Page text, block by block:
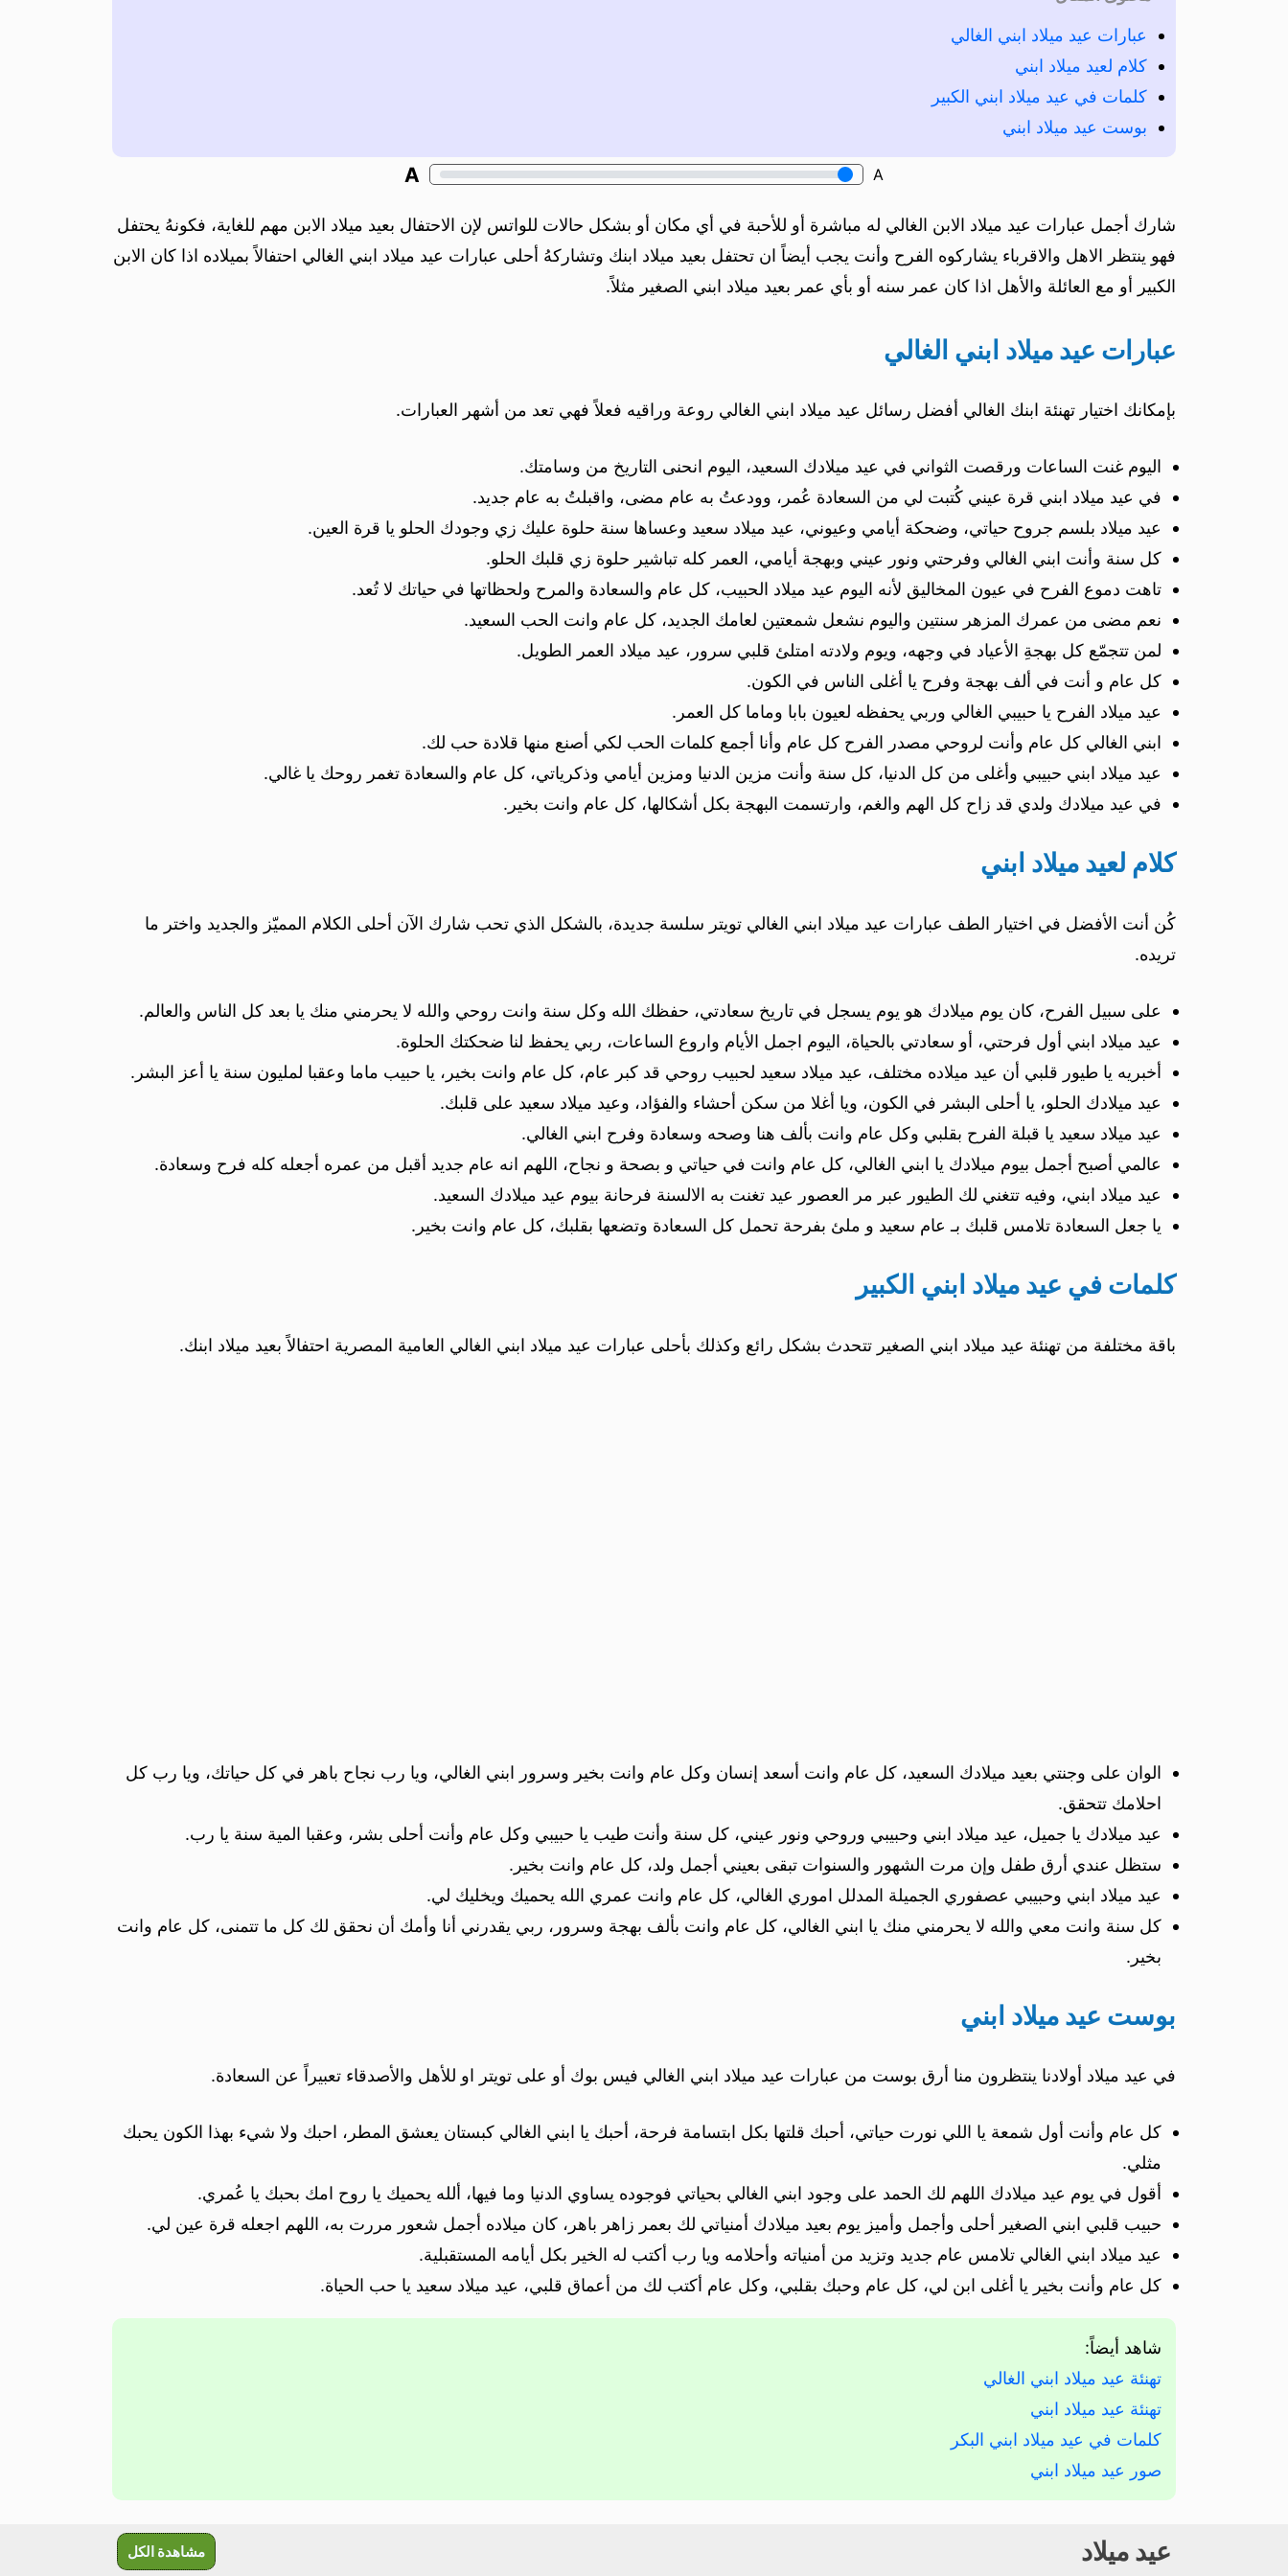
عبارات عيد ميلاد ابني الغالي
كلام لعيد ميلاد ابني
كلمات في عيد ميلاد ابني الكبير
بوست عيد ميلاد ابني
A
A
شارك أجمل عبارات عيد ميلاد الابن الغالي له مباشرة أو للأحبة في أي مكان أو بشكل حالات للواتس لإن الاحتفال بعيد ميلاد الابن مهم للغاية، فكونهُ يحتفل
فهو ينتظر الاهل والاقرباء يشاركوه الفرح وأنت يجب أيضاً ان تحتفل بعيد ميلاد ابنك وتشاركهُ أحلى عبارات عيد ميلاد ابني الغالي احتفالاً بميلاده اذا كان الابن
الكبير أو مع العائلة والأهل اذا كان عمر سنه أو بأي عمر بعيد ميلاد ابني الصغير مثلاً.
عبارات عيد ميلاد ابني الغالي
بإمكانك اختيار تهنئة ابنك الغالي أفضل رسائل عيد ميلاد ابني الغالي روعة وراقيه فعلاً فهي تعد من أشهر العبارات.
اليوم غنت الساعات ورقصت الثواني في عيد ميلادك السعيد، اليوم انحنى التاريخ من وسامتك.
في عيد ميلاد ابني قرة عيني كُتبت لي من السعادة عُمر، وودعتُ به عام مضى، واقبلتُ به عام جديد.
عيد ميلاد بلسم جروح حياتي، وضحكة أيامي وعيوني، عيد ميلاد سعيد وعساها سنة حلوة عليك زي وجودك الحلو يا قرة العين.
كل سنة وأنت ابني الغالي وفرحتي ونور عيني وبهجة أيامي، العمر كله تباشير حلوة زي قلبك الحلو.
تاهت دموع الفرح في عيون المخاليق لأنه اليوم عيد ميلاد الحبيب، كل عام والسعادة والمرح ولحظاتها في حياتك لا تُعد.
نعم مضى من عمرك المزهر سنتين واليوم نشعل شمعتين لعامك الجديد، كل عام وانت الحب السعيد.
لمن تتجمّع كل بهجةِ الأعياد في وجهه، ويوم ولادته امتلئ قلبي سرور، عيد ميلاد العمر الطويل.
كل عام و أنت في ألف بهجة وفرح يا أغلى الناس في الكون.
عيد ميلاد الفرح يا حبيبي الغالي وربي يحفظه لعيون بابا وماما كل العمر.
ابني الغالي كل عام وأنت لروحي مصدر الفرح كل عام وأنا أجمع كلمات الحب لكي أصنع منها قلادة حب لك.
عيد ميلاد ابني حبيبي وأغلى من كل الدنيا، كل سنة وأنت مزين الدنيا ومزين أيامي وذكرياتي، كل عام والسعادة تغمر روحك يا غالي.
في عيد ميلادك ولدي قد زاح كل الهم والغم، وارتسمت البهجة بكل أشكالها، كل عام وانت بخير.
كلام لعيد ميلاد ابني
كُن أنت الأفضل في اختيار الطف عبارات عيد ميلاد ابني الغالي تويتر سلسة جديدة، بالشكل الذي تحب شارك الآن أحلى الكلام المميّز والجديد واختر ما
تريده.
على سبيل الفرح، كان يوم ميلادك هو يوم يسجل في تاريخ سعادتي، حفظك الله وكل سنة وانت روحي والله لا يحرمني منك يا بعد كل الناس والعالم.
عيد ميلاد ابني أول فرحتي، أو سعادتي بالحياة، اليوم اجمل الأيام واروع الساعات، ربي يحفظ لنا ضحكتك الحلوة.
أخبريه يا طيور قلبي أن عيد ميلاده مختلف، عيد ميلاد سعيد لحبيب روحي قد كبر عام، كل عام وانت بخير، يا حبيب ماما وعقبا لمليون سنة يا أعز البشر.
عيد ميلادك الحلو، يا أحلى البشر في الكون، ويا أغلا من سكن أحشاء والفؤاد، وعيد ميلاد سعيد على قلبك.
عيد ميلاد سعيد يا قبلة الفرح بقلبي وكل عام وانت بألف هنا وصحه وسعادة وفرح ابني الغالي.
عالمي أصبح أجمل بيوم ميلادك يا ابني الغالي، كل عام وانت في حياتي و بصحة و نجاح، اللهم انه عام جديد أقبل من عمره أجعله كله فرح وسعادة.
عيد ميلاد ابني، وفيه تتغني لك الطيور عبر مر العصور عيد تغنت به الالسنة فرحانة بيوم عيد ميلادك السعيد.
يا جعل السعادة تلامس قلبك بـ عام سعيد و ملئ بفرحة تحمل كل السعادة وتضعها بقلبك، كل عام وانت بخير.
كلمات في عيد ميلاد ابني الكبير
باقة مختلفة من تهنئة عيد ميلاد ابني الصغير تتحدث بشكل رائع وكذلك بأحلى عبارات عيد ميلاد ابني الغالي العامية المصرية احتفالاً بعيد ميلاد ابنك.
الوان على وجنتي بعيد ميلادك السعيد، كل عام وانت أسعد إنسان وكل عام وانت بخير وسرور ابني الغالي، ويا رب نجاح باهر في كل حياتك، ويا رب كل
احلامك تتحقق.
عيد ميلادك يا جميل، عيد ميلاد ابني وحبيبي وروحي ونور عيني، كل سنة وأنت طيب يا حبيبي وكل عام وأنت أحلى بشر، وعقبا المية سنة يا رب.
ستظل عندي أرق طفل وإن مرت الشهور والسنوات تبقى بعيني أجمل ولد، كل عام وانت بخير.
عيد ميلاد ابني وحبيبي عصفوري الجميلة المدلل اموري الغالي، كل عام وانت عمري الله يحميك ويخليك لي.
كل سنة وانت معي والله لا يحرمني منك يا ابني الغالي، كل عام وانت بألف بهجة وسرور، ربي يقدرني أنا وأمك أن نحقق لك كل ما تتمنى، كل عام وانت
بخير.
بوست عيد ميلاد ابني
في عيد ميلاد أولادنا ينتظرون منا أرق بوست من عبارات عيد ميلاد ابني الغالي فيس بوك أو على تويتر او للأهل والأصدقاء تعبيراً عن السعادة.
كل عام وأنت أول شمعة يا اللي نورت حياتي، أحبك قلتها بكل ابتسامة فرحة، أحبك يا ابني الغالي كبستان يعشق المطر، احبك ولا شيء بهذا الكون يحبك
مثلي.
أقول في يوم عيد ميلادك اللهم لك الحمد على وجود ابني الغالي بحياتي فوجوده يساوي الدنيا وما فيها، ألله يحميك يا روح امك بحبك يا عُمري.
حبيب قلبي ابني الصغير أحلى وأجمل وأميز يوم بعيد ميلادك أمنياتي لك بعمر زاهر باهر، كان ميلاده أجمل شعور مررت به، اللهم اجعله قرة عين لي.
عيد ميلاد ابني الغالي تلامس عام جديد وتزيد من أمنياته وأحلامه ويا رب أكتب له الخير بكل أيامه المستقبلية.
كل عام وأنت بخير يا أغلى ابن لي، كل عام وحبك بقلبي، وكل عام أكتب لك من أعماق قلبي، عيد ميلاد سعيد يا حب الحياة.
شاهد أيضاً:
تهنئة عيد ميلاد ابني الغالي
تهنئة عيد ميلاد ابني
كلمات في عيد ميلاد ابني البكر
صور عيد ميلاد ابني
عيد ميلاد مشاهدة الكل